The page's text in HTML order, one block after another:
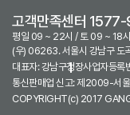
(우) 06263. 서울시 강남구 도
대표자: 강남구청장사업자등
통신판매업 신고: 제2009-서
COPYRIGHT(c) 2017
고객만족센터
평일 09 ~ 22시 / 토 09 ~ 18시